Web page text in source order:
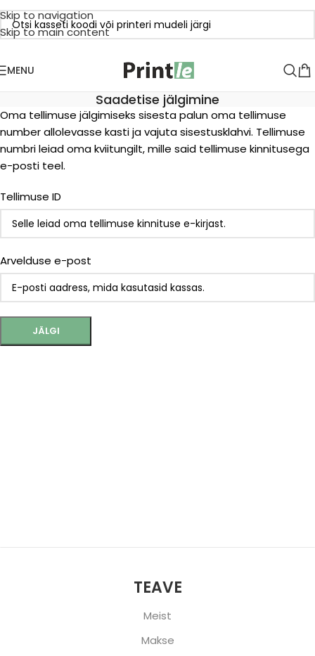
Skip to navigation
Skip to main content
MENU
Saadetise jälgimine
Oma tellimuse jälgimiseks sisesta palun oma tellimuse
number allolevasse kasti ja vajuta sisestusklahvi. Tellimuse
numbri leiad oma kviitungilt, mille said tellimuse kinnitusega
e-posti teel.
Tellimuse ID
Arvelduse e-post
JÄLGI
TEAVE
Meist
Makse